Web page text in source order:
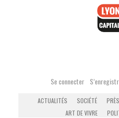
Se connecter
ACTUALITÉS SOCIÉTÉ
ART DE VIVRE